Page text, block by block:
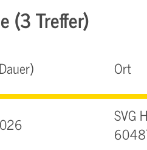
(3 Treffer)
Ort
SVG